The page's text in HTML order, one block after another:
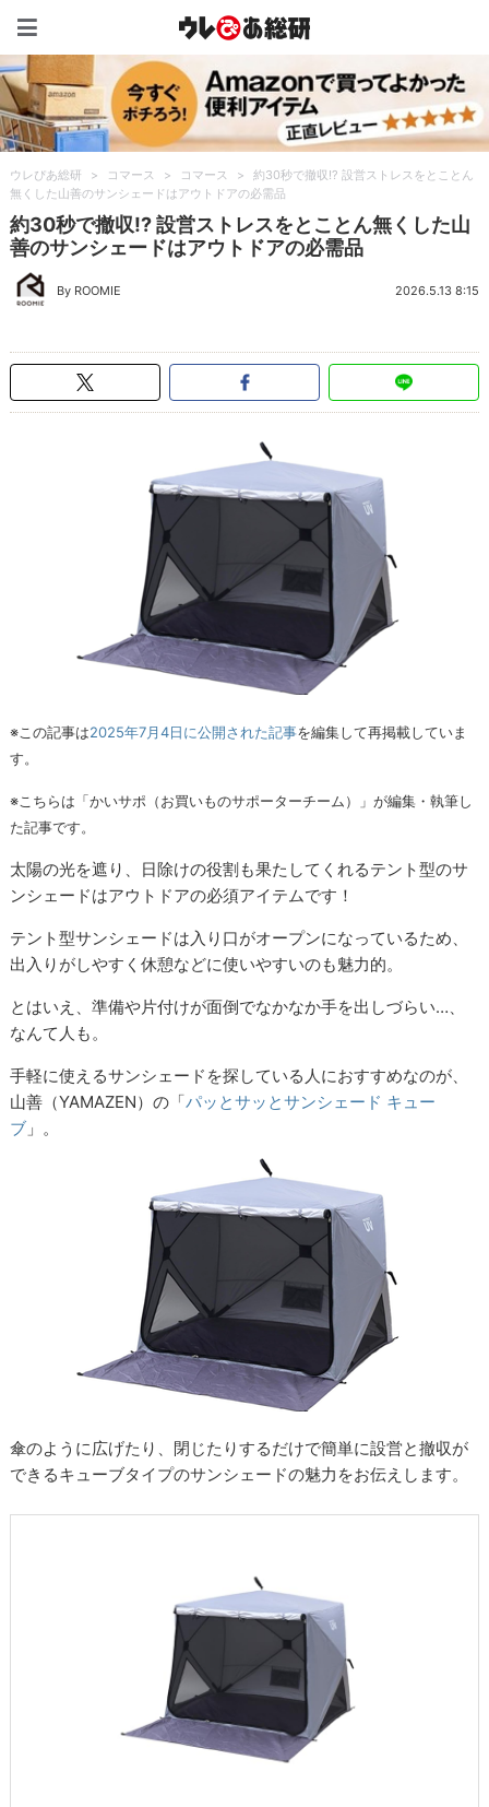
ウレぴあ総研 > コマース > コマース >
約30秒で撤収!? 設営ストレスをとことん
無くした山善のサンシェードはアウトドアの必需品
約30秒で撤収!? 設営ストレスをとことん無くした山
善のサンシェードはアウトドアの必需品
By ROOMIE 2026.5.13 8:15
※この記事は2025年7月4日に公開された記事を編集して再掲載していま
す。
※こちらは「かいサポ（お買いものサポーターチーム）」が編集・執筆し
た記事です。
太陽の光を遮り、日除けの役割も果たしてくれるテント型のサ
ンシェードはアウトドアの必須アイテムです！
テント型サンシェードは入り口がオープンになっているため、
出入りがしやすく休憩などに使いやすいのも魅力的。
とはいえ、準備や片付けが面倒でなかなか手を出しづらい…、
なんて人も。
手軽に使えるサンシェードを探している人におすすめなのが、
山善（YAMAZEN）の「パッとサッとサンシェード キュー
ブ 」。
傘のように広げたり、閉じたりするだけで簡単に設営と撤収が
できるキューブタイプのサンシェードの魅力をお伝えします。